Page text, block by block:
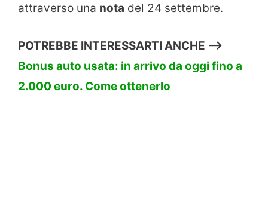
attraverso una nota del 24 settembre.
POTREBBE INTERESSARTI ANCHE —>
Bonus auto usata: in arrivo da oggi fino a
2.000 euro. Come ottenerlo